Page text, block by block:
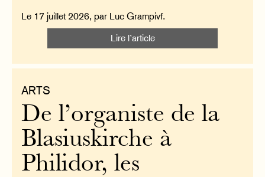
Le 17 juillet 2026, par Luc Grampivf.
Lire l’article
ARTS
De l’organiste de la
Blasiuskirche à
Philidor, les